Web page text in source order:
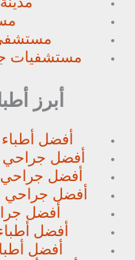
مستشفيات
أبرز
أفضل
أفضل جراحي
أفضل جراحي
أفضل جراحي
أفضل
أفضل
أفضل